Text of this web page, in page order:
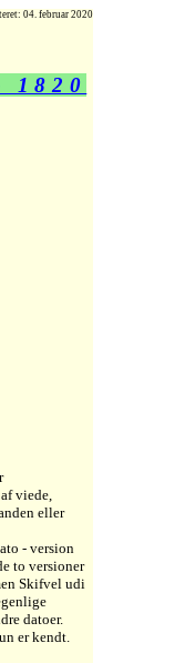
04. februar 2020
1820
viede,
eller
- version
to versioner
Skifvel udi
datoer.
er kendt.